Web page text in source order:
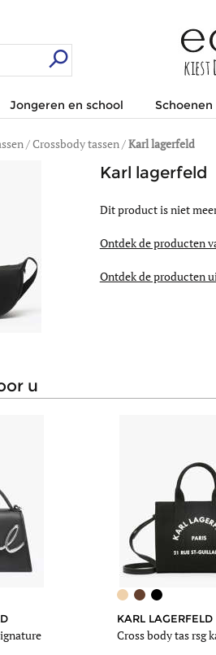
Jongeren en school Schoenen
/Crossbody tassen/Karl lagerfeld
Karl lagerfeld
Dit product is niet
Ontdek de producten
Ontdek de producten
u
KARL LAGERFELD
Cross body tas rsg